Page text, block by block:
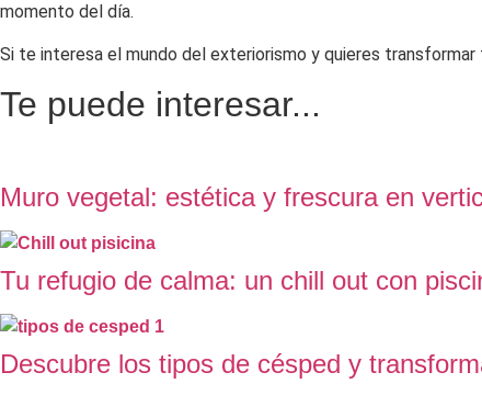
momento del día.
Si te interesa el mundo del exteriorismo y quieres
Te puede interesar...
Muro vegetal: estética y frescura en
Tu refugio de calma: un chill out con
Descubre los tipos de césped y